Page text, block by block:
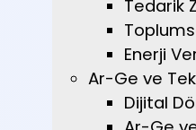
Tedarik
Enerji
Ar-Ge ve
Dijital